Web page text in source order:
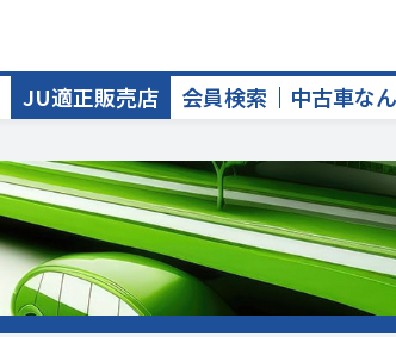
JU適正販売店 会員検索 中古車な